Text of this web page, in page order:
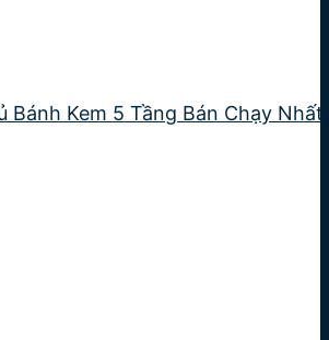
Bánh Kem 5 Tầng Bán Chạy Nhất